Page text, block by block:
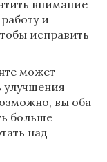
внимание
и
исправить
может
улучшения
вы оба
больше
над